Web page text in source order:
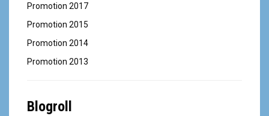
Promotion 2017
Promotion 2015
Promotion 2014
Promotion 2013
Blogroll